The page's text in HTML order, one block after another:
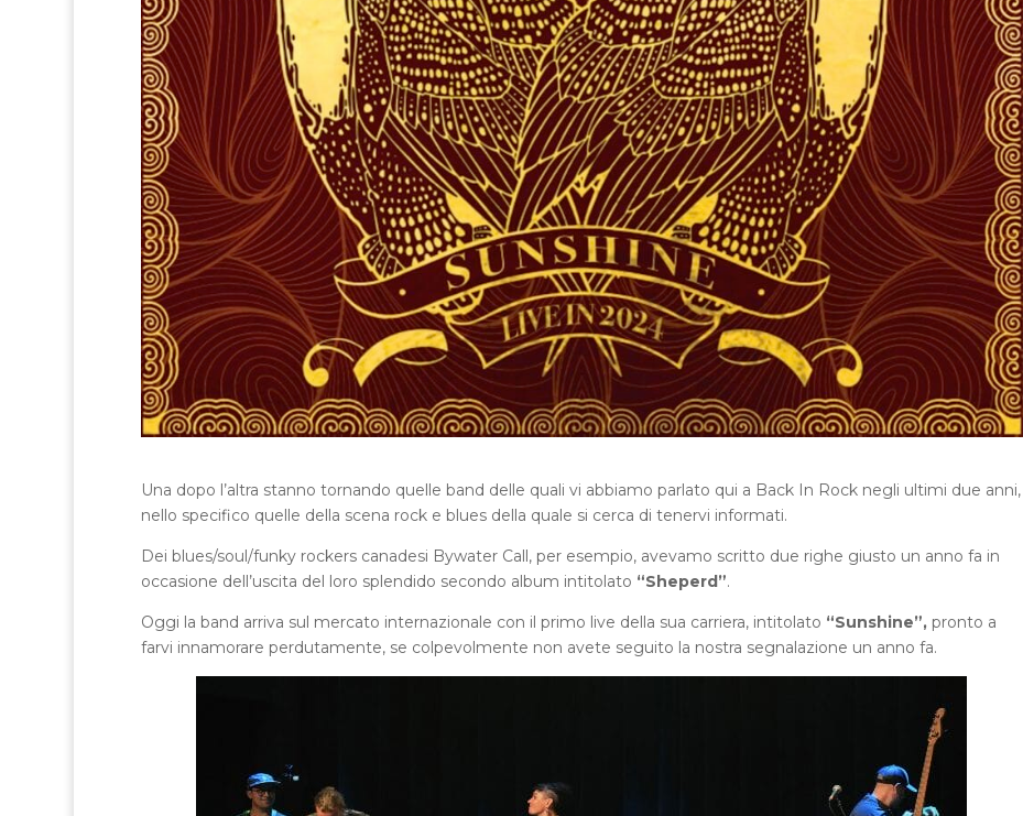
Una dopo l’altra stanno tornando quelle band delle quali vi abbiamo parlato qui a Back In Rock negli ultimi due anni,
nello specifico quelle della scena rock e blues della quale si cerca di tenervi informati.
Dei blues/soul/funky rockers canadesi Bywater Call, per esempio, avevamo scritto due righe giusto un anno fa in
occasione dell’uscita del loro splendido secondo album intitolato “Sheperd”.
Oggi la band arriva sul mercato internazionale con il primo live della sua carriera, intitolato “Sunshine”,pronto a
farvi innamorare perdutamente, se colpevolmente non avete seguito la nostra segnalazione un anno fa.